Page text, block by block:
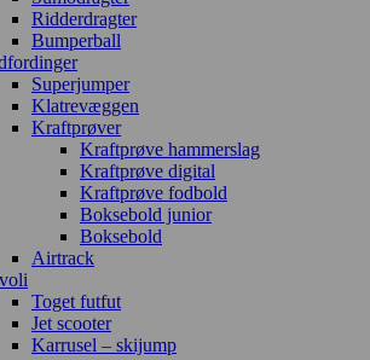
Ridderdragter
Bumperball
Superjumper
Klatrevæggen
Kraftprøver
Kraftprøve hammerslag
Kraftprøve digital
Kraftprøve fodbold
Boksebold junior
Boksebold
Airtrack
Toget futfut
Jet scooter
Karrusel – skijump